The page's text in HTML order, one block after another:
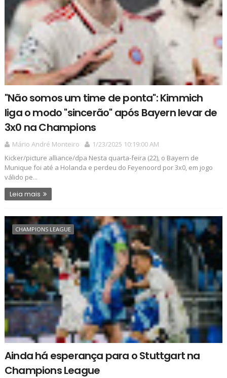
"Não somos um time de ponta": Kimmich
liga o modo "sincerão" após Bayern levar de
3x0 na Champions
Mário André Monteiro
1/23/2025 10:19:00 AM
Kicker/picture alliance/dpa Nesta quarta-feira (22), o Bayern de
Munique foi até a Holanda e perdeu do Feyenoord por 3x0, em jogo
válido pe...
Leia mais
CHAMPIONS LEAGUE
Ainda há esperança para o Stuttgart na
Champions League